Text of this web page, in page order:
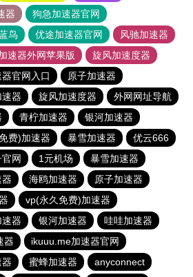
器
狗急加速器官网
鸟 优途加速器官网
风驰加速器
速器外网苹果版
旋风加速度器
官网入口
原子加速器
器 旋风加速度器
外网网址导航
青柠加速器
银河加速器
费)加速器 暴雪加速器
优云666
网 1元机场
暴雪加速器
海鸥加速器
原子加速器
vp(永久免费)加速器
器 银河加速器
哇哇加速器
器
ikuuu.me加速器官网
蜜蜂加速器 anyconnect